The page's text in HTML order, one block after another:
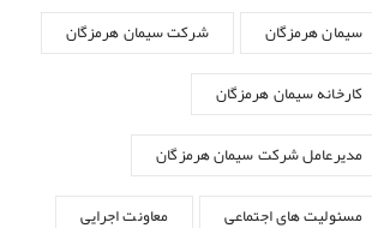
سیمان هرمزگان شرکت سیمان هرمزگان
کارخانه سیمان هرمزگان
مدیرعامل شرکت سیمان هرمزگان
مسئولیت های اجتماعی معاونت اجرایی